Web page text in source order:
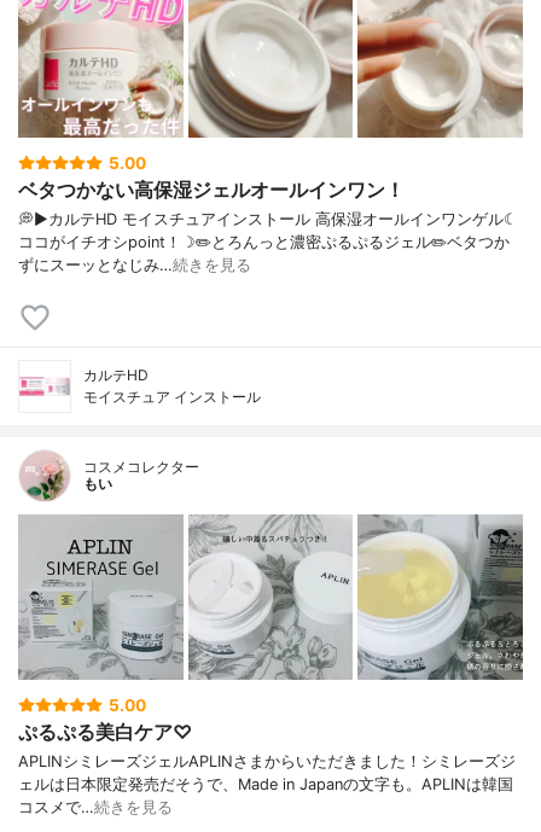
5.00
ベタつかない高保湿ジェルオールインワン！
💭▶️カルテHD モイスチュアインストール 高保湿オールインワンゲル☾
ココがイチオシpoint！☽✏️とろんっと濃密ぷるぷるジェル✏️ベタつか
ずにスーッとなじみ…続きを見る
カルテHD
モイスチュア インストール
コスメコレクター
もい
5.00
ぷるぷる美白ケア♡
APLINシミレーズジェルAPLINさまからいただきました！シミレーズジ
ェルは日本限定発売だそうで、Made in Japanの文字も。APLINは韓国
コスメで…続きを見る